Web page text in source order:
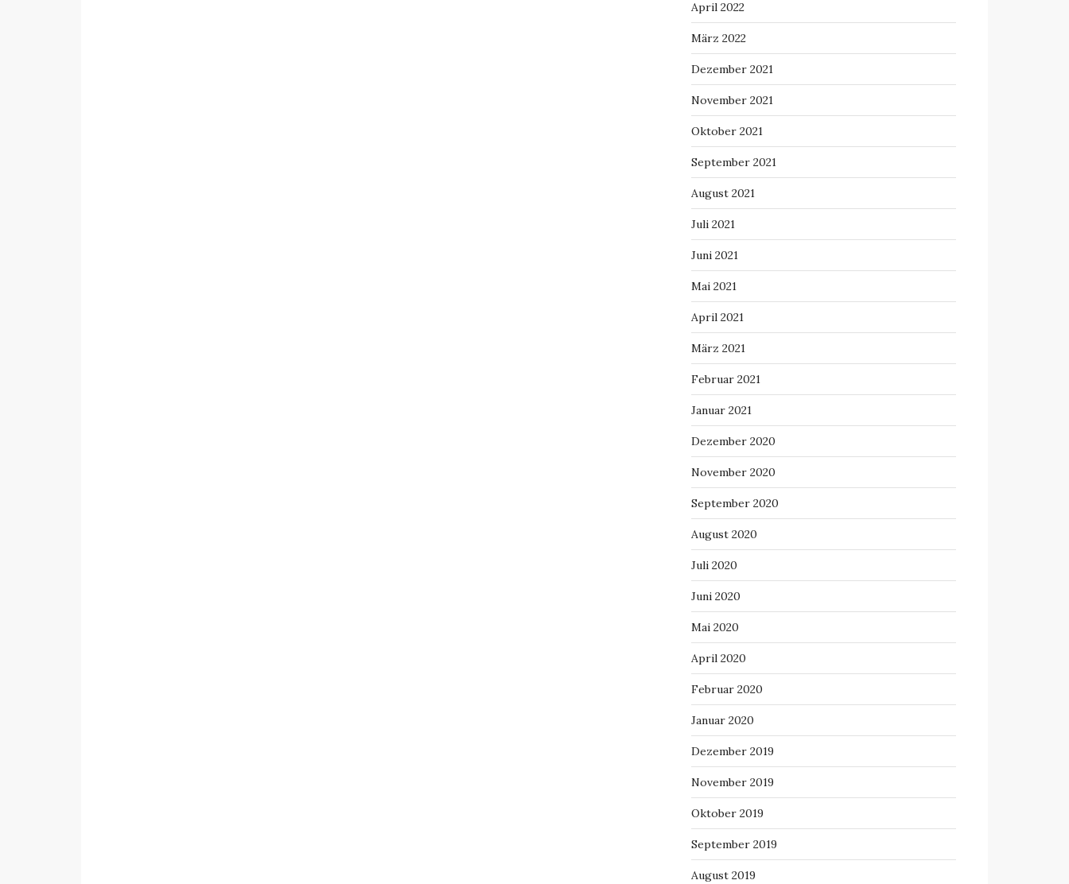
April 2022
März 2022
Dezember 2021
November 2021
Oktober 2021
September 2021
August 2021
Juli 2021
Juni 2021
Mai 2021
April 2021
März 2021
Februar 2021
Januar 2021
Dezember 2020
November 2020
September 2020
August 2020
Juli 2020
Juni 2020
Mai 2020
April 2020
Februar 2020
Januar 2020
Dezember 2019
November 2019
Oktober 2019
September 2019
August 2019